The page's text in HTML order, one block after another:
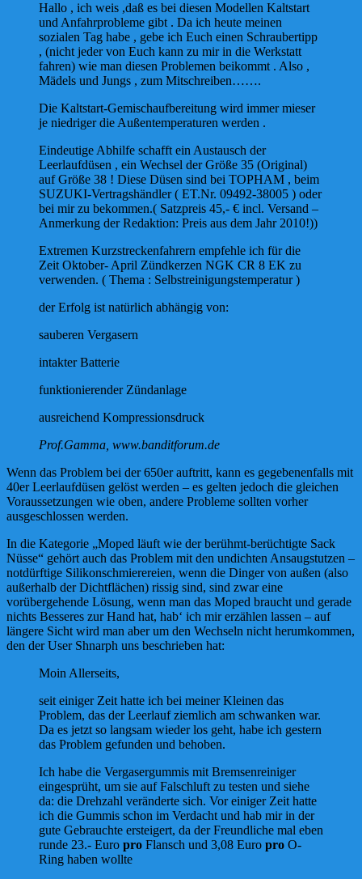
Hallo , ich weis ,daß es bei diesen Modellen Kaltstart
und Anfahrprobleme gibt . Da ich heute meinen
sozialen Tag habe , gebe ich Euch einen Schraubertipp
, (nicht jeder von Euch kann zu mir in die Werkstatt
fahren) wie man diesen Problemen beikommt . Also ,
Mädels und Jungs , zum Mitschreiben…….
Die Kaltstart-Gemischaufbereitung wird immer mieser
je niedriger die Außentemperaturen werden .
Eindeutige Abhilfe schafft ein Austausch der
Leerlaufdüsen , ein Wechsel der Größe 35 (Original)
auf Größe 38 ! Diese Düsen sind bei TOPHAM , beim
SUZUKI-Vertragshändler ( ET.Nr. 09492-38005 ) oder
bei mir zu bekommen.( Satzpreis 45,- € incl. Versand –
Anmerkung der Redaktion: Preis aus dem Jahr 2010!))
Extremen Kurzstreckenfahrern empfehle ich für die
Zeit Oktober- April Zündkerzen NGK CR 8 EK zu
verwenden. ( Thema : Selbstreinigungstemperatur )
der Erfolg ist natürlich abhängig von:
sauberen Vergasern
intakter Batterie
funktionierender Zündanlage
ausreichend Kompressionsdruck
Prof.Gamma, www.banditforum.de
Wenn das Problem bei der 650er auftritt, kann es gegebenenfalls mit
40er Leerlaufdüsen gelöst werden – es gelten jedoch die gleichen
Voraussetzungen wie oben, andere Probleme sollten vorher
ausgeschlossen werden.
In die Kategorie „Moped läuft wie der berühmt-berüchtigte Sack
Nüsse“ gehört auch das Problem mit den undichten Ansaugstutzen –
notdürftige Silikonschmierereien, wenn die Dinger von außen (also
außerhalb der Dichtflächen) rissig sind, sind zwar eine
vorübergehende Lösung, wenn man das Moped braucht und gerade
nichts Besseres zur Hand hat, hab‘ ich mir erzählen lassen – auf
längere Sicht wird man aber um den Wechseln nicht herumkommen,
den der User Shnarph uns beschrieben hat:
Moin Allerseits,
seit einiger Zeit hatte ich bei meiner Kleinen das
Problem, das der Leerlauf ziemlich am schwanken war.
Da es jetzt so langsam wieder los geht, habe ich gestern
das Problem gefunden und behoben.
Ich habe die Vergasergummis mit Bremsenreiniger
eingesprüht, um sie auf Falschluft zu testen und siehe
da: die Drehzahl veränderte sich. Vor einiger Zeit hatte
ich die Gummis schon im Verdacht und hab mir in der
gute Gebrauchte ersteigert, da der Freundliche mal eben
runde 23.- Euro pro Flansch und 3,08 Euro pro O-
Ring haben wollte